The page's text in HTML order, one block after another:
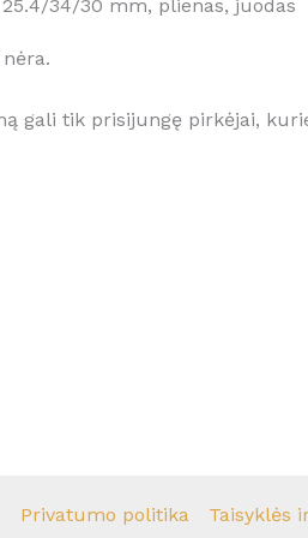
34/30 mm, plienas, juodas
gali tik prisijungę pirkėjai,
Privatumo politika Taisyklės